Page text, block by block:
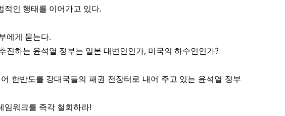
적인 행태를 이어가고 있다.
에게 묻는다.
진하는 윤석열 정부는 일본 대변인인가, 미국의 하수인인가?
한반도를 강대국들의 패권 전장터로 내어 주고 있는 윤석열 정부
임워크를 즉각 철회하라!